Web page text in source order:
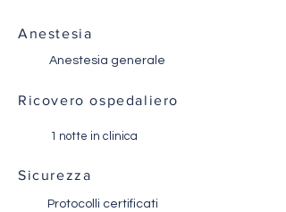
Anestesia
Anestesia generale
Ricovero ospedaliero
1 notte in clinica
Sicurezza
Protocolli certificati